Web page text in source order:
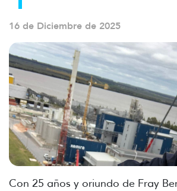
16 de Diciembre de 2025
Con 25 años y oriundo de Fray